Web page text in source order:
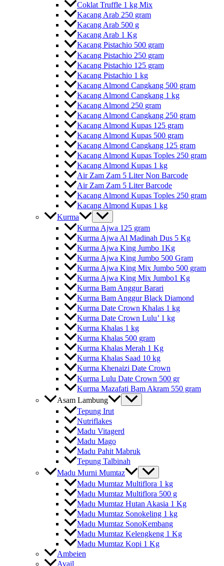
Coklat Truffle 1 kg Mix
Kacang Arab 250 gram
Kacang Arab 500 g
Kacang Arab 1 Kg
Kacang Pistachio 500 gram
Kacang Pistachio 250 gram
Kacang Pistachio 125 gram
Kacang Pistachio 1 kg
Kacang Almond Cangkang 500 gram
Kacang Almond Cangkang 1 kg
Kacang Almond 250 gram
Kacang Almond Cangkang 250 gram
Kacang Almond Kupas 125 gram
Kacang Almond Kupas 500 gram
Kacang Almond Cangkang 125 gram
Kacang Almond Kupas Toples 250 gram
Kacang Almond Kupas 1 kg
Air Zam Zam 5 Liter Non Barcode
Air Zam Zam 5 Liter Barcode
Kacang Almond Kupas Toples 250 gram
Kacang Almond Kupas 1 kg
Kurma
Kurma Ajwa 125 gram
Kurma Ajwa Al Madinah Dus 5 Kg
Kurma Ajwa King Jumbo 1Kg
Kurma Ajwa King Jumbo 500 Gram
Kurma Ajwa King Mix Jumbo 500 gram
Kurma Ajwa King Mix Jumbo1 Kg
Kurma Bam Anggur Barari
Kurma Bam Anggur Black Diamond
Kurma Date Crown Khalas 1 kg
Kurma Date Crown Lulu’ 1 kg
Kurma Khalas 1 kg
Kurma Khalas 500 gram
Kurma Khalas Merah 1 Kg
Kurma Khalas Saad 10 kg
Kurma Khenaizi Date Crown
Kurma Lulu Date Crown 500 gr
Kurma Mazafati Bam Akram 550 gram
Asam Lambung
Tepung Irut
Nutriflakes
Madu Vitagerd
Madu Mago
Madu Pahit Mabruk
Tepung Talbinah
Madu Murni Mumtaz
Madu Mumtaz Multiflora 1 kg
Madu Mumtaz Multiflora 500 g
Madu Mumtaz Hutan Akasia 1 Kg
Madu Mumtaz Sonokeling 1 kg
Madu Mumtaz SonoKembang
Madu Mumtaz Kelengkeng 1 Kg
Madu Mumtaz Kopi 1 Kg
Ambeien
Avail